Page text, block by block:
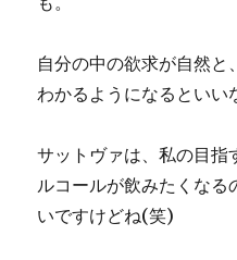
自分の中の欲求が自然
わかるようになるといい
サットヴァは、私の目指
ルコールが飲みたくなる
いですけどね(笑)